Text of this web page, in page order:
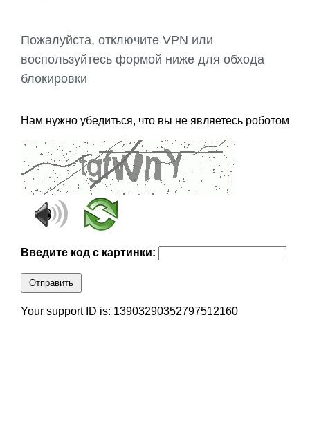
Пожалуйста, отключите VPN или
воспользуйтесь формой ниже для обхода
блокировки
Нам нужно убедиться, что вы не являетесь роботом
Введите код с картинки:
Отправить
Your support ID is: 13903290352797512160